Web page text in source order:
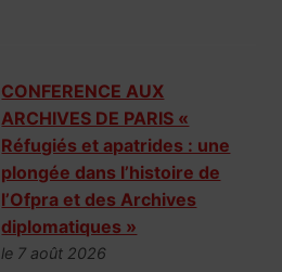
CONFERENCE AUX
ARCHIVES DE PARIS «
Réfugiés et apatrides : une
plongée dans l’histoire de
l’Ofpra et des Archives
diplomatiques »
le 7 août 2026